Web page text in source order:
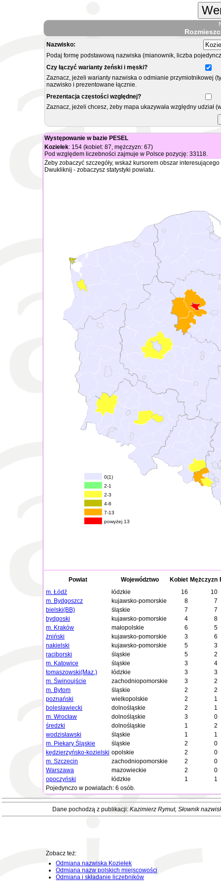
Nazwisko:
Podaj formę podstawową nazwiska (mianownik, liczba
Czy łączyć warianty żeński i męski?
Zaznacz, jeżeli warianty nazwiska o odmianie przymiotnikowej
nazwisko i prezentowane łącznie.
Prezentacja częstości względnej?
Zaznacz, jeżeli chcesz, żeby mapa ukazywała względny
Występowanie w bazie PESEL
Koziełek: 154 (kobiet: 87, mężczyzn: 67)
Pod względem liczebności zajmuje w Polsce pozycję: 33118.
Żeby zobaczyć szczegóły, wskaż kursorem obszar
Dwukliknij - zobaczysz statystyki powiatu.
0(1)
2-1
2-3
4-6
7-13
powyżej 13
Powiat Województwo Kobiet Mężczyzn
m. Łódź
łódzkie 16
10
m. Bydgoszcz
kujawsko-pomorskie 8
7
bielski(BB)
śląskie 7
7
bydgoski
kujawsko-pomorskie 4
8
m. Kraków
małopolskie 6
5
żniński
kujawsko-pomorskie 3
6
nakielski
kujawsko-pomorskie 5
3
raciborski
śląskie 5
2
m. Katowice
śląskie 3
4
tomaszowski(Maz.)
łódzkie 3
3
m. Świnoujście
zachodniopomorskie 3
2
m. Bytom
śląskie 2
2
poznański
wielkopolskie 2
1
bolesławiecki
dolnośląskie 2
1
m. Wrocław
dolnośląskie 3
0
średzki
dolnośląskie 1
2
wodzisławski
śląskie 1
1
m. Piekary Śląskie
śląskie 2
0
kędzierzyńsko-kozielski opolskie 2
0
m. Szczecin
zachodniopomorskie 2
0
Warszawa
mazowieckie 2
0
opoczyński
łódzkie 1
1
Pojedynczo w powiatach: 6 osób.
Dane pochodzą z publikacji: Kazimierz Rymut, Słownik
Zobacz też:
Odmiana nazwiska Koziełek
Odmiana nazw polskich miejscowości
Odmiana i składanie liczebników